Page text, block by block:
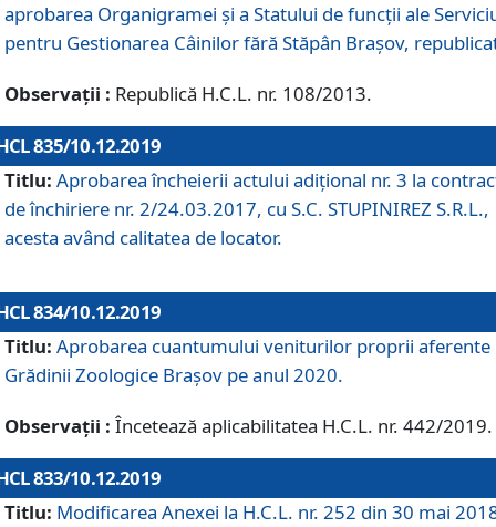
aprobarea Organigramei şi a Statului de funcții ale
pentru Gestionarea Câinilor fără Stăpân Brașov,
Observații : Republică H.C.L. nr. 108/2013.
835/10.12.2019
Titlu: Aprobarea încheierii actului adițional nr. 3 la
de închiriere nr. 2/24.03.2017, cu S.C. STUPINIREZ S.R.L.,
acesta având calitatea de locator.
834/10.12.2019
Titlu: Aprobarea cuantumului veniturilor proprii aferente
Grădinii Zoologice Braşov pe anul 2020.
Observații : Încetează aplicabilitatea H.C.L. nr. 442/2019.
833/10.12.2019
Titlu: Modificarea Anexei la H.C.L. nr. 252 din 30 mai